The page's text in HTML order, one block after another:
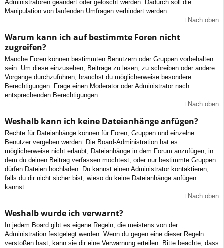
Administratoren geändert oder gelöscht werden. Dadurch soll die
Manipulation von laufenden Umfragen verhindert werden.
Nach oben
Warum kann ich auf bestimmte Foren nicht
zugreifen?
Manche Foren können bestimmten Benutzern oder Gruppen vorbehalten
sein. Um diese einzusehen, Beiträge zu lesen, zu schreiben oder andere
Vorgänge durchzuführen, brauchst du möglicherweise besondere
Berechtigungen. Frage einen Moderator oder Administrator nach
entsprechenden Berechtigungen.
Nach oben
Weshalb kann ich keine Dateianhänge anfügen?
Rechte für Dateianhänge können für Foren, Gruppen und einzelne
Benutzer vergeben werden. Die Board-Administration hat es
möglicherweise nicht erlaubt, Dateianhänge in dem Forum anzufügen, in
dem du deinen Beitrag verfassen möchtest, oder nur bestimmte Gruppen
dürfen Dateien hochladen. Du kannst einen Administrator kontaktieren,
falls du dir nicht sicher bist, wieso du keine Dateianhänge anfügen
kannst.
Nach oben
Weshalb wurde ich verwarnt?
In jedem Board gibt es eigene Regeln, die meistens von der
Administration festgelegt werden. Wenn du gegen eine dieser Regeln
verstoßen hast, kann sie dir eine Verwarnung erteilen. Bitte beachte, dass